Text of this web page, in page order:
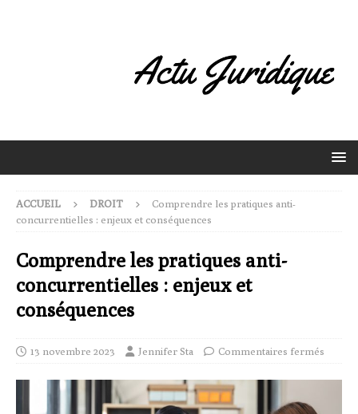
ACCUEIL DROIT
Comprendre les pratiques anti-
concurrentielles : enjeux et conséquences
Comprendre les pratiques anti-
concurrentielles : enjeux et
conséquences
13 novembre 2023 Jennifer Sta Commentaires fermés